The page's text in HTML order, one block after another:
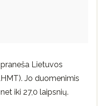
Lietuvos
Jo duomenimis
iki 27,0 laipsnių.